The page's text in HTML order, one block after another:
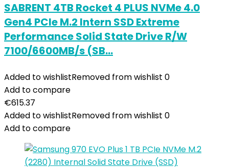
SABRENT 4TB Rocket 4 PLUS NVMe 4.0
Gen4 PCIe M.2 Intern SSD Extreme
Performance Solid State Drive R/W
7100/6600MB/s (SB…
Added to wishlistRemoved from wishlist 0
Add to compare
€615.37
Added to wishlistRemoved from wishlist 0
Add to compare